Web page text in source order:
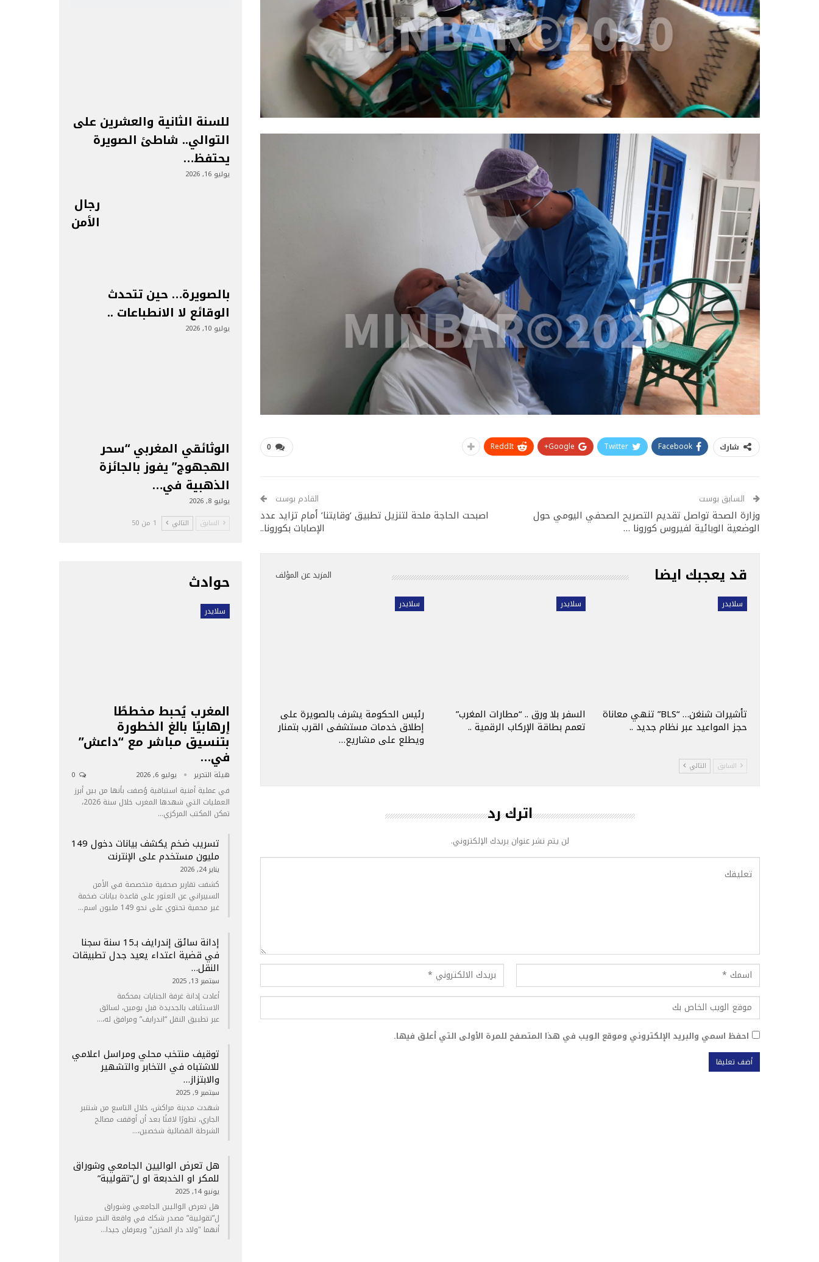
0 شارك Facebook
Twitter
Google+
ReddIt
السابق بوست
وزارة الصحة تواصل تقديم التصريح الصحفي اليومي حول
الوضعية الوبائية لفيروس كورونا …
القادم بوست
اصبحت الحاجة ملحة لتنزيل تطبيق ‘وقايتنا’ أمام تزايد عدد
الإصابات بكورونا..
قد يعجبك ايضا المزيد عن المؤلف
سلايدر
تأشيرات شنغن… “BLS” تنهي معاناة
حجز المواعيد عبر نظام جديد ..
سلايدر
السفر بلا ورق .. “مطارات المغرب”
تعمم بطاقة الإركاب الرقمية ..
سلايدر
رئيس الحكومة يشرف بالصويرة على
إطلاق خدمات مستشفى القرب بتمنار
ويطلع على مشاريع…
السابق التالي
اترك رد
لن يتم نشر عنوان بريدك الإلكتروني.
احفظ اسمي والبريد الإلكتروني وموقع الويب في هذا المتصفح للمرة الأولى التي أعلق فيها.
للسنة الثانية والعشرين على
التوالي.. شاطئ الصويرة
يحتفظ…
يوليو 16, 2026
رجال
الأمن
بالصويرة… حين تتحدث
الوقائع لا الانطباعات ..
يوليو 10, 2026
الوثائقي المغربي “سحر
الهجهوج” يفوز بالجائزة
الذهبية في…
يوليو 8, 2026
السابق
التالي 1 من 50
حوادث
سلايدر
المغرب يُحبط مخططًا
إرهابيًا بالغ الخطورة
بتنسيق مباشر مع “داعش”
في…
هيئة التحرير يوليو 6, 2026
في عملية أمنية استباقية وُصفت بأنها من بين أبرز
العمليات التي شهدها المغرب خلال سنة 2026،
تمكن المكتب المركزي…
تسريب ضخم يكشف بيانات دخول 149
مليون مستخدم على الإنترنت
يناير 24, 2026
كشفت تقارير صحفية متخصصة في الأمن
السيبراني عن العثور على قاعدة بيانات ضخمة
غير محمية تحتوي على نحو 149 مليون اسم…
إدانة سائق إندرايف بـ15 سنة سجنا
في قضية اعتداء يعيد جدل تطبيقات
النقل…
سبتمبر 13, 2025
أعادت إدانة غرفة الجنايات بمحكمة
الاستئناف بالجديدة قبل يومين، لسائق
عبر تطبيق النقل “اندرايف” ومرافق له،…
توقيف منتخب محلي ومراسل اعلامي
للاشتباه في التخابر والتشهير
والابتزاز…
سبتمبر 9, 2025
شهدت مدينة مراكش، خلال التاسع من شتنبر
الجاري، تطورًا لافتًا بعد أن أوقفت مصالح
الشرطة القضائية شخصين،…
هل تعرض الواليين الجامعي وشوراق
للمكر او الخدبعة او ل”تقوليبة”
يونيو 14, 2025
هل تعرض الواليين الجامعي وشوراق
ل”تقوليبة” مصدر شكك في واقعة النحر معتبرا
أنهما "ولاد دار المخزن" ويعرفان جيدا…